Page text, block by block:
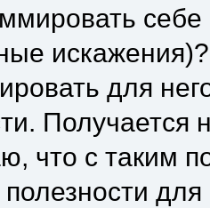
для
Получается
что с таким